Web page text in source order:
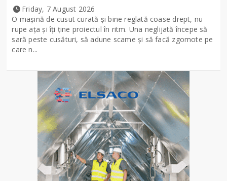
Friday, 7 August 2026
O mașină de cusut curată și bine reglată coase drept, nu
rupe ața și îți ține proiectul în ritm. Una neglijată începe să
sară peste cusături, să adune scame și să facă zgomote pe
care n...